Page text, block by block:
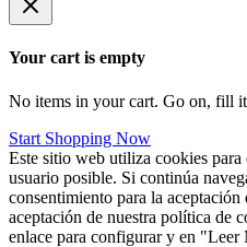
Your cart is empty
No items in your cart. Go on, fill
Start Shopping Now
Este sitio web utiliza cookies
usuario posible. Si continúa
consentimiento para la
aceptación de nuestra política de
enlace para configurar y en "Leer